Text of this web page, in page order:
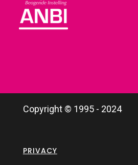
Copyright © 1995 - 2024
PRIVACY